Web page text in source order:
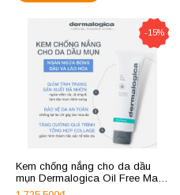
-15%
Kem chống nắng cho da dầu
mụn Dermalogica Oil Free Matte
SPF30